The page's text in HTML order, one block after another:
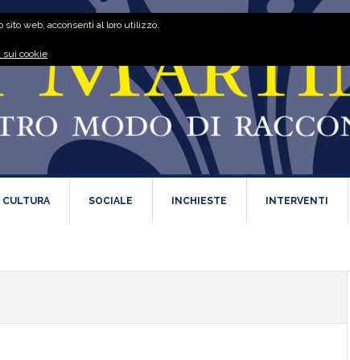
CULTURA SOCIALE INCHIESTE INTERVENTI
web, acconsenti al loro utilizzo.
sui cookie